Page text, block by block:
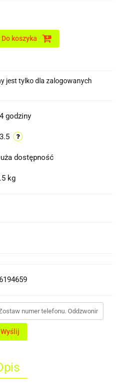
Do koszyka
jest tylko dla zalogowanych
godziny
dostępność
kg
Wyślij